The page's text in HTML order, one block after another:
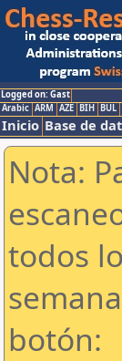
Logged on: Gast
Arabic ARM AZE BIH BUL
Inicio Base de
Nota:
todos
botón: